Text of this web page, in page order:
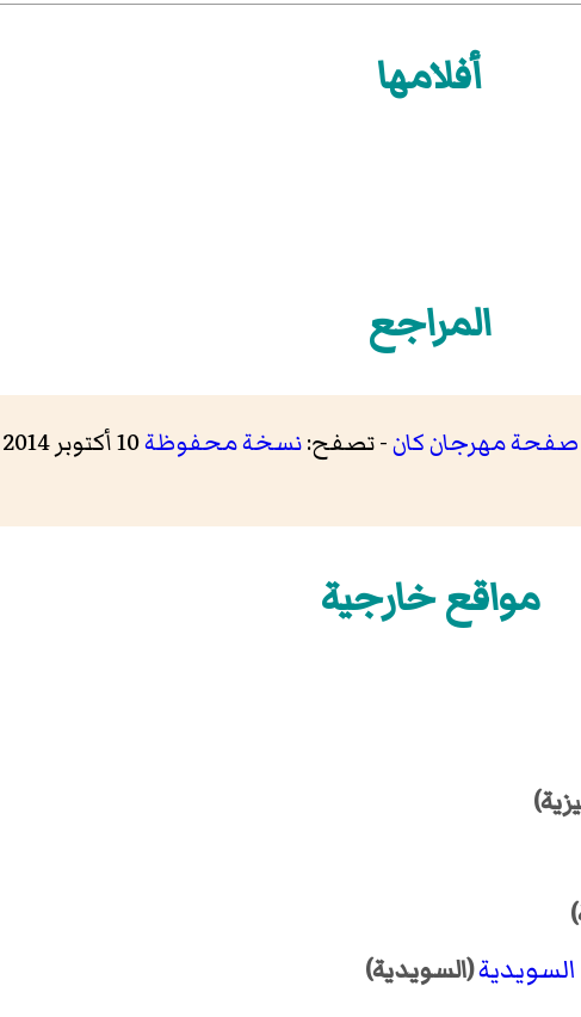
أفلامها
المراجع
صفحة مهرجان كان- تصفح:نسخة محفوظة
مواقع خارجية
السويدية(السويدية)